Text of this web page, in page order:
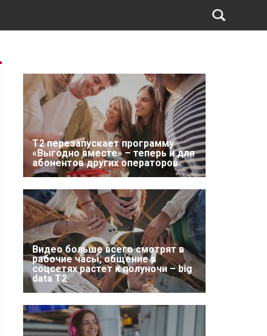
Т2 перезапускает программу
«Выгодно вместе» – теперь и для
абонентов других операторов
Видео больше всего смотрят в
рабочие часы, общение в
соцсетях растет к полуночи – big
data T2